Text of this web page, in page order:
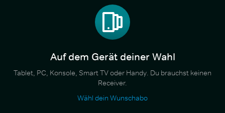
Auf dem Gerät deiner Wahl
Tablet, PC, Konsole, Smart TV oder Handy. Du brauchst keinen
Receiver.
Wähl dein Wunschabo